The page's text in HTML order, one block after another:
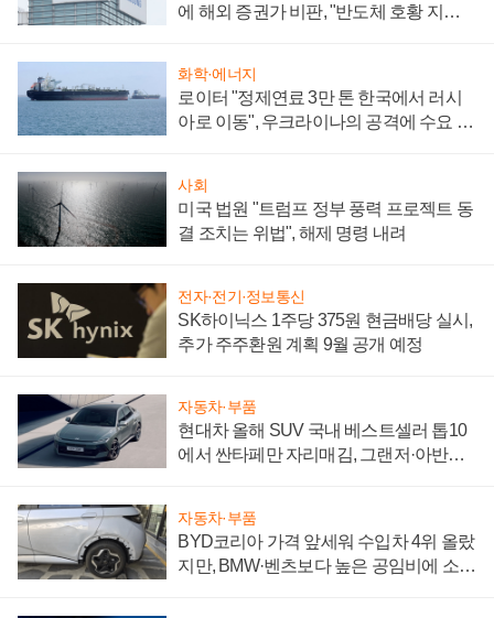
에 해외 증권가 비판, "반도체 호황 지속
화학·에너지
로이터 "정제연료 3만 톤 한국에서 러시
아로 이동", 우크라이나의 공격에 수요 늘
사회
미국 법원 "트럼프 정부 풍력 프로젝트 동
결 조치는 위법", 해제 명령 내려
전자·전기·정보통신
SK하이닉스 1주당 375원 현금배당 실시,
추가 주주환원 계획 9월 공개 예정
자동차·부품
현대차 올해 SUV 국내 베스트셀러 톱10
에서 싼타페만 자리매김, 그랜저·아반떼
자동차·부품
BYD코리아 가격 앞세워 수입차 4위 올랐
지만, BMW·벤츠보다 높은 공임비에 소비